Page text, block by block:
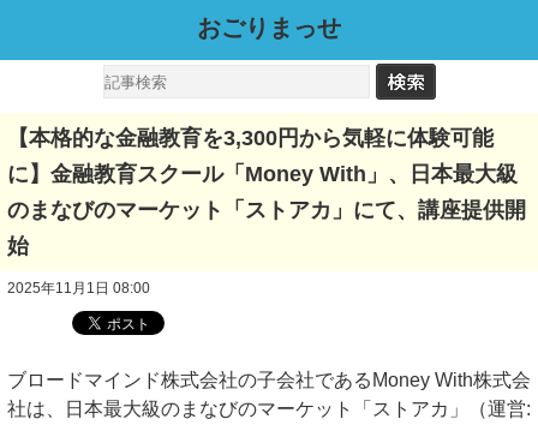
おごりまっせ
【本格的な金融教育を3,300円から気軽に体験可能
に】金融教育スクール「Money With」、日本最大級
のまなびのマーケット「ストアカ」にて、講座提供開
始
2025年11月1日 08:00
ブロードマインド株式会社の子会社であるMoney With株式会
社は、日本最大級のまなびのマーケット「ストアカ」（運営: